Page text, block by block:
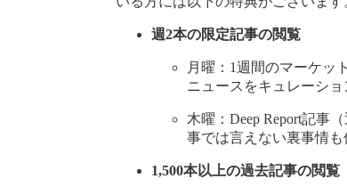
週2本の限定記事の閲覧
月曜：1週間のマーケッ
ニュースをキュレーショ
木曜：Deep Report記事
事では言えない裏事情も
1,500本以上の過去記事の閲覧